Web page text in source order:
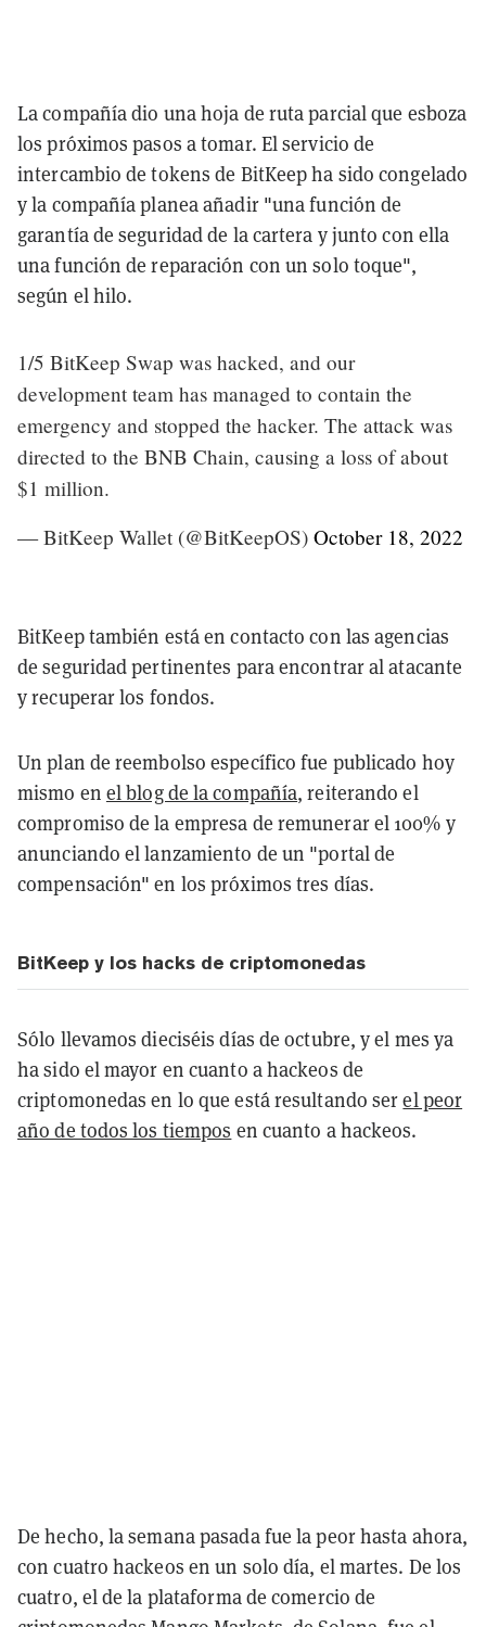
La compañía dio una hoja de ruta parcial que esboza
los próximos pasos a tomar. El servicio de
intercambio de tokens de BitKeep ha sido congelado
y la compañía planea añadir "una función de
garantía de seguridad de la cartera y junto con ella
una función de reparación con un solo toque",
según el hilo.
1/5 BitKeep Swap was hacked, and our
development team has managed to contain the
emergency and stopped the hacker. The attack was
directed to the BNB Chain, causing a loss of about
$1 million.
— BitKeep Wallet (@BitKeepOS) October 18, 2022
BitKeep también está en contacto con las agencias
de seguridad pertinentes para encontrar al atacante
y recuperar los fondos.
Un plan de reembolso específico fue publicado hoy
mismo en el blog de la compañía, reiterando el
compromiso de la empresa de remunerar el 100% y
anunciando el lanzamiento de un "portal de
compensación" en los próximos tres días.
BitKeep y los hacks de criptomonedas
Sólo llevamos dieciséis días de octubre, y el mes ya
ha sido el mayor en cuanto a hackeos de
criptomonedas en lo que está resultando serel peor
año de todos los tiempos en cuanto a hackeos.
De hecho, la semana pasada fue la peor hasta ahora,
con cuatro hackeos en un solo día, el martes. De los
cuatro, el de la plataforma de comercio de